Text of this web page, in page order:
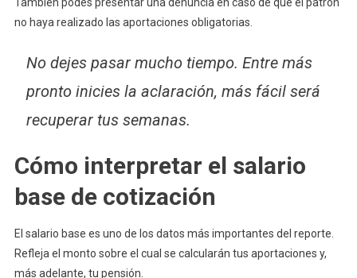
no haya realizado las aportaciones obligatorias.
No dejes pasar mucho tiempo. Entre más
pronto inicies la aclaración, más fácil será
recuperar tus semanas.
Cómo interpretar el salario
base de cotización
El salario base es uno de los datos más importantes del reporte.
Refleja el monto sobre el cual se calcularán tus aportaciones y,
más adelante, tu pensión.